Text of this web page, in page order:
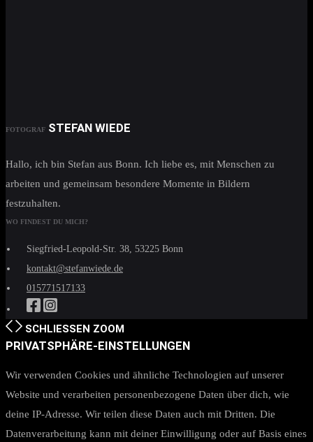
FOTOGRAF STEFAN WIEDE
Hallo, ich bin Stefan aus Bonn. Ich liebe es, mit Menschen zu
arbeiten und gemeinsam besondere Momente in Bildern
festzuhalten.
WO FINDEST DU MICH?
Siegfried-Leopold-Str. 38, 53225 Bonn
kontakt@stefanwiede.de
015771517133
SCHLIESSEN ZOOM
PRIVATSPHÄRE-EINSTELLUNGEN
Wir verwenden Cookies und ähnliche Technologien auf unserer
Website und verarbeiten personenbezogene Daten über dich, wie
deine IP-Adresse. Wir teilen diese Daten auch mit Dritten. Die
Datenverarbeitung kann mit deiner Einwilligung oder auf Basis eines